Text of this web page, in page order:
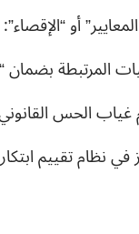
أو
المرتبطة بضمان
الحس
نظام تقييم